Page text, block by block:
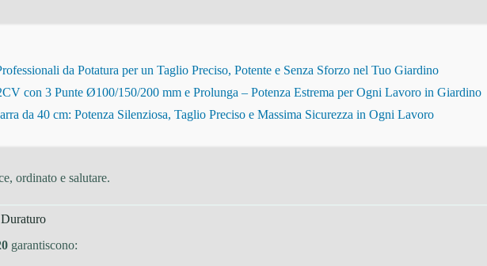
da Potatura per un Taglio Preciso, Potente e Senza Sforzo nel Tuo Giardino
con 3 Punte Ø100/150/200 mm e Prolunga – Potenza Estrema per Ogni Lavoro in Giardino
da 40 cm: Potenza Silenziosa, Taglio Preciso e Massima Sicurezza in Ogni Lavoro
ordinato e salutare.
garantiscono: